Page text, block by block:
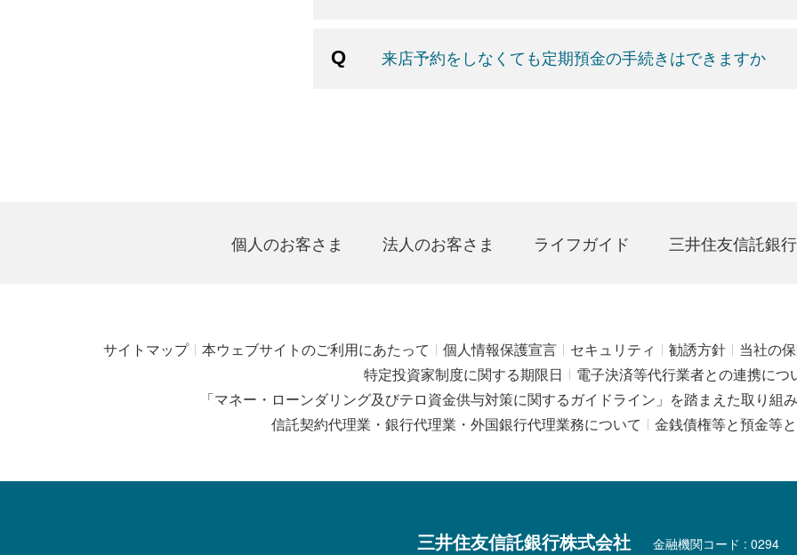
来店予約をしなくても定期預金の手続きはできますか
個人のお客さま 法人のお客さま ライフガイド 三井住友信託銀
サイトマップ 本ウェブサイトのご利用にあたって 個人情報保護宣言 セキュリティ 勧誘方針
当社の
特定投資家制度に関する期限日
電子決済等代行業者との連携につ
「マネー・ローンダリング及びテロ資金供与対策に関するガイドライン」を踏まえた取り組み
信託契約代理業・銀行代理業・外国銀行代理業務について
金銭債権等と預金等
三井住友信託銀行株式会社 金融機関コード : 0294